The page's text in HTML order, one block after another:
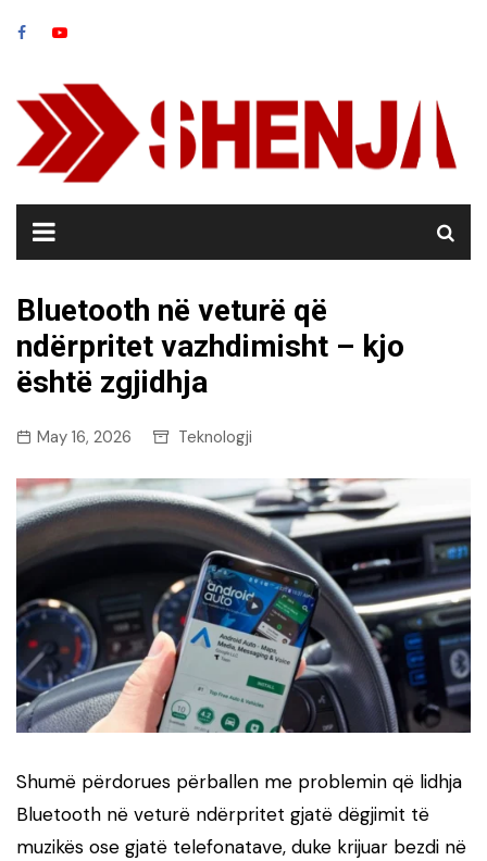
Bluetooth në veturë që
ndërpritet vazhdimisht – kjo
është zgjidhja
May 16, 2026 Teknologji
Shumë përdorues përballen me problemin që lidhja
Bluetooth në veturë ndërpritet gjatë dëgjimit të
muzikës ose gjatë telefonatave, duke krijuar bezdi në